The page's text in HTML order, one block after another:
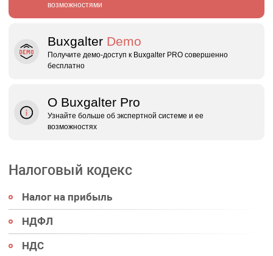
возможностями
Buxgalter Demo
Получите демо‑доступ к Buxgalter PRO совершенно
бесплатно
О Buxgalter Pro
Узнайте больше об экспертной системе и ее
возможностях
Налоговый кодекс
Налог на прибыль
НДФЛ
НДС